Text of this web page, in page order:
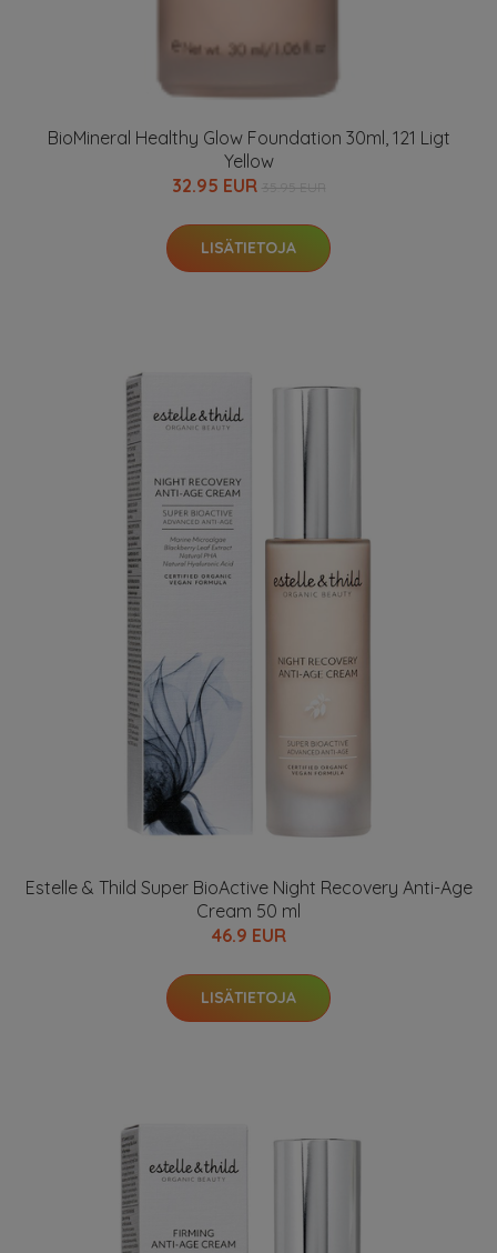
BioMineral Healthy Glow Foundation 30ml, 121 Ligt
Yellow
32.95 EUR
LISÄTIETOJA
Estelle & Thild Super BioActive Night Recovery Anti-Age
Cream 50 ml
46.9 EUR
LISÄTIETOJA